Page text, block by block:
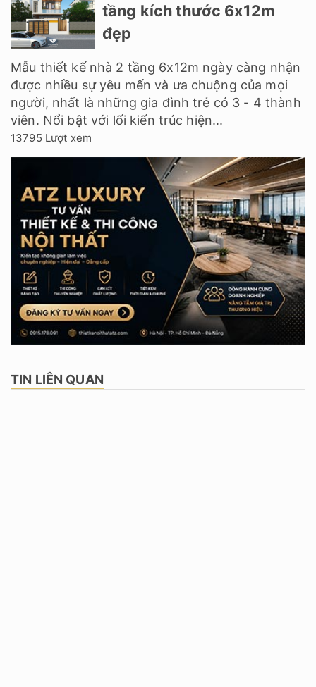
tầng kích thước 6x12m
đẹp
Mẫu thiết kế nhà 2 tầng 6x12m ngày càng nhận
được nhiều sự yêu mến và ưa chuộng của mọi
người, nhất là những gia đình trẻ có 3 - 4 thành
viên. Nổi bật với lối kiến trúc hiện...
13795 Lượt xem
TIN LIÊN QUAN